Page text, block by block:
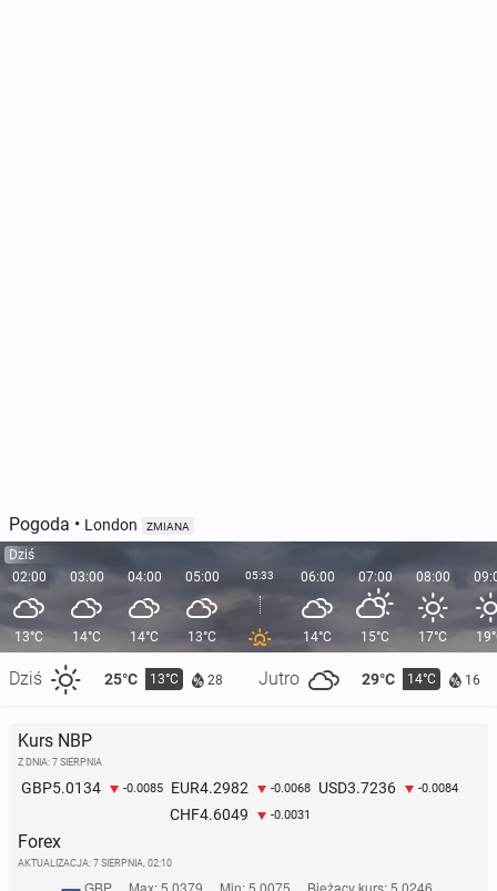
Pogoda • London ZMIANA
Dziś
02:00
13°C
Dziś 25°C 13°C 28 Jutro 29°C 14°C 16
03:00
14°C
04:00
14°C
05:00
13°C
05:33 06:00
14°C
07:00
15°C
08:00
17°C
Kurs NBP
Z DNIA: 7 SIERPNIA
GBP5.0134 -0.0085 EUR4.2982 -0.0068 USD3.7236 -0.0084
CHF4.6049 -0.0031
Forex
AKTUALIZACJA: 7 SIERPNIA, 02:10